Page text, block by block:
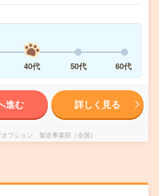
40代 50代 60代
進む 詳しく見る
プション 製造事業部（全国）